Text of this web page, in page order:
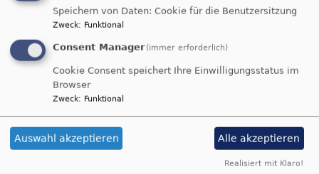
entdecken und – mit etwas Glück – sie einmal
ganz für sich zu haben.
Wir laden Sie herzlich ein zum Vorbeischauen und
Besinnen.
Öffnungszeiten St.-Gallus Kirche:
Täglich von 10 – 17 Uhr
Speichern von Daten: Cookie für die Benutzersitzung
Zweck: Funktional
Consent Manager (immer erforderlich)
Cookie Consent speichert Ihre Einwilligungsstatus im
Browser
Zweck: Funktional
Auswahl akzeptieren Alle akzeptieren
Realisiert mit Klaro!